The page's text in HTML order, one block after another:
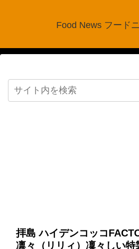
Food News フード
拝島 ハイデンコッコ
凛々（リリィ）凜々しい特